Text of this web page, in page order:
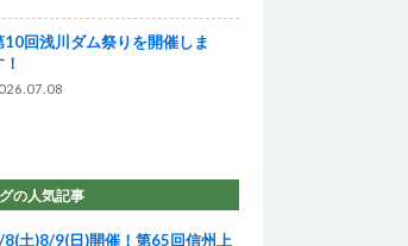
10回浅川ダム祭りを開催しま
の人気記事
8(土)8/9(日)開催！第65回信州上